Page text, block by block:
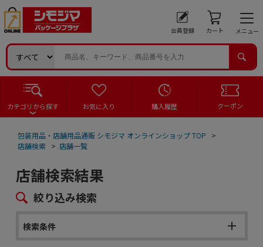
会員登録 カート メニュー
カテゴリから探す お気に入り 購入履歴 クーポン
包装用品・店舗用品通販 シモジマ オンラインショップ TOP
>
店舗検索 > 店舗一覧
店舗検索結果
絞り込み検索
検索条件